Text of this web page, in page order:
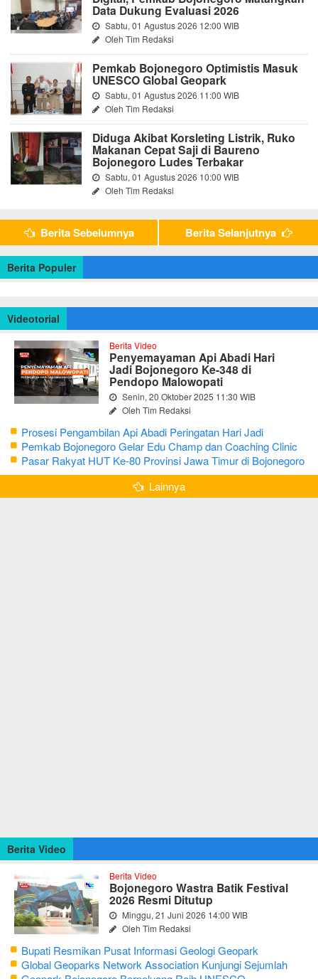
Data Dukung Evaluasi 2026
Sabtu, 01 Agustus 2026 12:00 WIB
Oleh Tim Redaksi
Pemkab Bojonegoro Optimistis Masuk
UNESCO Global Geopark
Sabtu, 01 Agustus 2026 11:00 WIB
Oleh Tim Redaksi
Diduga Akibat Korsleting Listrik, Ruko
Makanan Cepat Saji di Baureno
Bojonegoro Ludes Terbakar
Sabtu, 01 Agustus 2026 10:00 WIB
Oleh Tim Redaksi
Berita Sebelumnya Berita Selanjutnya
Berita Populer
Videotorial
Berita Video
Penyemayaman Api Abadi Hari
Jadi Bojonegoro Ke-348 di
Pendopo Malowopati
Senin, 20 Oktober 2025 11:30 WIB
Oleh Tim Redaksi
Prosesi Pengambilan Api Abadi Peringatan Hari Jadi
Bojonegoro Ke-348
Pemkab Bojonegoro Gelar Edu Champ dan Coaching Clinic
Seni Reog dan Jaranan
Pasar Rakyat HUT Ke-80 Provinsi Jawa Timur di Bojonegoro
Lainnya
Berita Video
Berita Video
Bojonegoro Wastra Batik Festival
2026 Resmi Ditutup
Minggu, 21 Juni 2026 14:00 WIB
Oleh Tim Redaksi
Bupati Resmikan Pusat Informasi Geologi Geopark
Bojonegoro
Global Geoparks Network Association Kunjungi Sejumlah